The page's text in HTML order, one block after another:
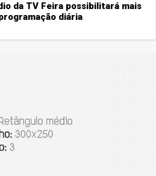
da TV Feira possibilitará mais
diária